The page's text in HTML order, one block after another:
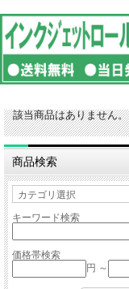
該当商品はありません。
商品検索
キーワード検索
価格帯検索
円 ～